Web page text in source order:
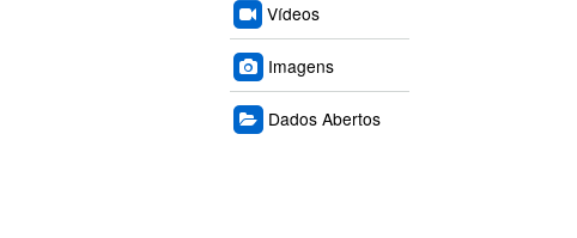
Vídeos
Imagens
Dados Abertos